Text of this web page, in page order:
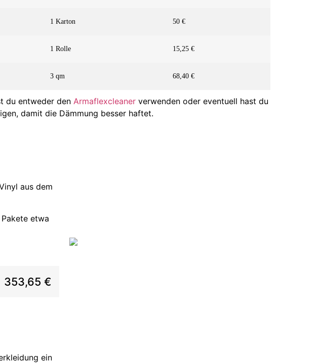
1 Karton 50 €
1 Rolle 15,25 €
3 qm 68,40 €
du entweder den Armaflexcleaner verwenden oder eventuell hast du
damit die Dämmung besser haftet.
aus dem
etwa
353,65 €
ein